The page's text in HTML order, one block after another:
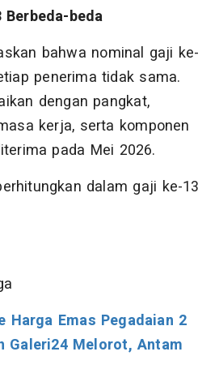
beda
bahwa nominal gaji ke-
penerima tidak sama.
dengan pangkat,
kerja, serta komponen
pada Mei 2026.
dalam gaji ke-13
Harga Emas Pegadaian 2
Galeri24 Melorot, Antam